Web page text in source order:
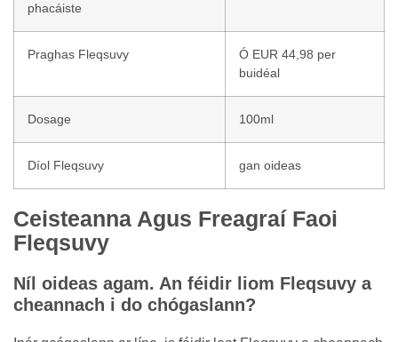
phacáiste
Praghas Fleqsuvy
Ó EUR 44,98 per
buidéal
Dosage 100ml
Díol Fleqsuvy gan oideas
Ceisteanna Agus Freagraí Faoi
Fleqsuvy
Níl oideas agam. An féidir liom Fleqsuvy a
cheannach i do chógaslann?